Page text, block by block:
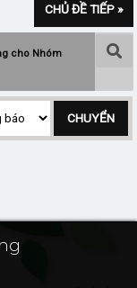
CHỦ ĐỀ TIẾP »
cho Nhóm